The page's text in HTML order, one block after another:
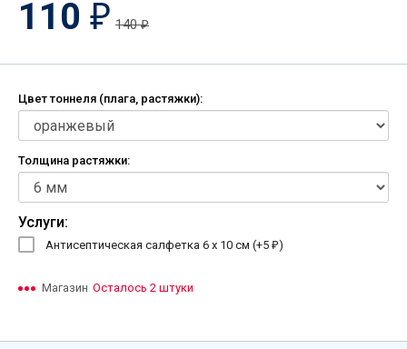
110 ₽ 140₽
Цвет тоннеля (плага, растяжки):
Толщина растяжки:
Услуги:
Антисептическая салфетка 6 х 10 см (+5 ₽)
Магазин Осталось 2 штуки